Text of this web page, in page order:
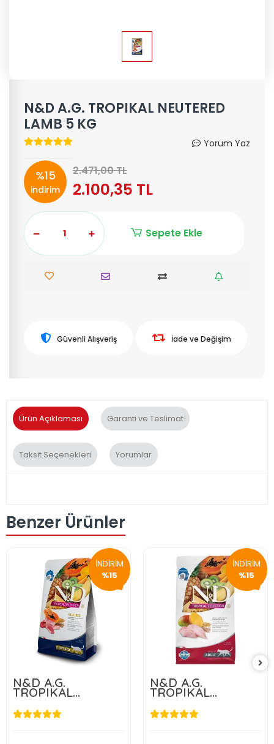
N&D A.G. TROPIKAL NEUTERED
LAMB 5 KG
Yorum Yaz
%15
indirim
2.471,00 TL
2.100,35 TL
Sepete Ekle
Güvenli Alışveriş İade ve Değişim
Ürün Açıklaması Garanti ve Teslimat
Taksit Seçenekleri Yorumlar
Benzer Ürünler
İNDİRİM
%15
N&D A.G.
TROPIKAL
NEUTERED LAMB
1,5 KG
891,65 TL
İNDİRİM
%15
N&D A.G.
TROPIKAL
NEUTERED
CHICKEN 1,5 KG
891,65 TL